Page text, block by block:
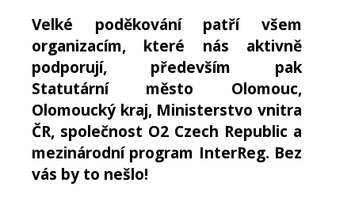
Velké poděkování patří všem
organizacím, které nás aktivně
podporují, především pak
Statutární město Olomouc,
Olomoucký kraj, Ministerstvo vnitra
ČR, společnost O2 Czech Republic a
mezinárodní program InterReg. Bez
vás by to nešlo!